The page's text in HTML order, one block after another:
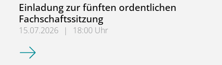
Einladung zur fünften ordentlichen
Fachschaftssitzung
15.07.2026 |
18:00 Uhr
Einladung zur fünften ordentlichen Fachschaftssitzung